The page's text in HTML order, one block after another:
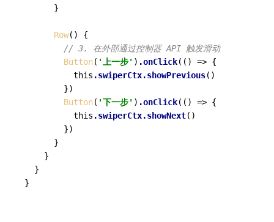
      }
Row() {
// 3. 在外部通过控制器 API 触发滑动
Button( '上一步' ) .onClick(() => {
          this
.swiperCtx.showPrevious()
        })
Button( '下一步' ) .onClick(() => {
          this
.swiperCtx.showNext()
        })
      }
    }
  }
}